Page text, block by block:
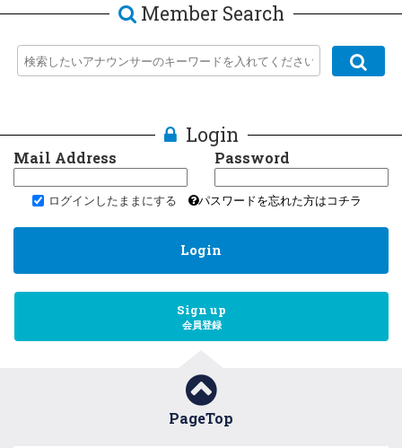
Member Search
Login
Mail Address Password
ログインしたままにする パスワードを忘れた方はコチラ
Login
Sign up
会員登録
PageTop